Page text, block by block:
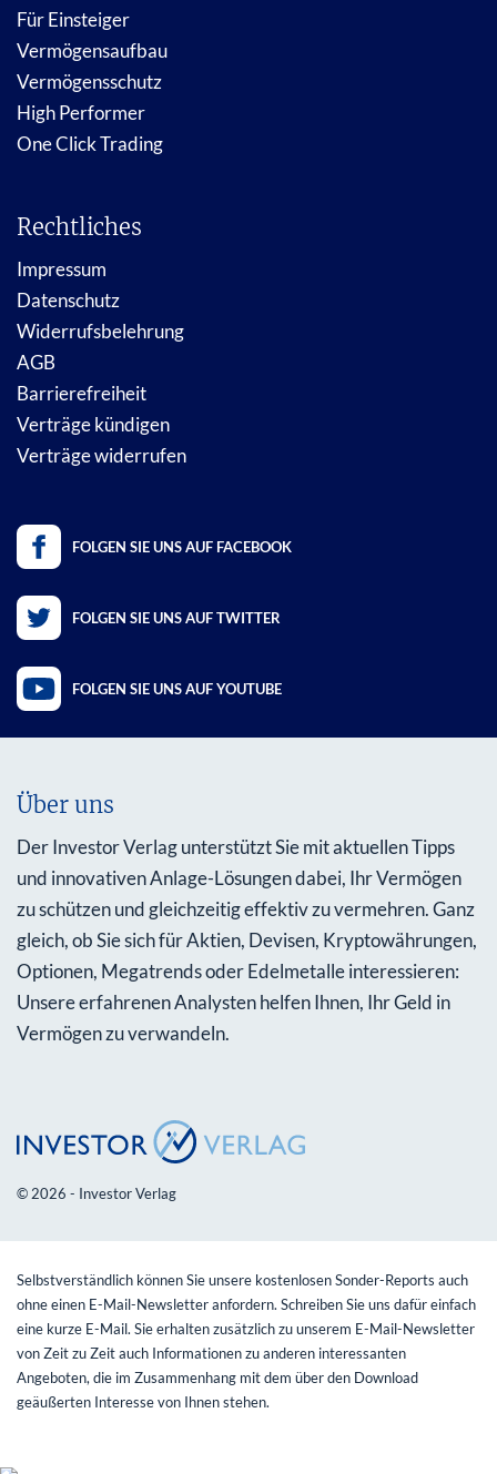
Für Einsteiger
Vermögensaufbau
Vermögensschutz
High Performer
One Click Trading
Rechtliches
Impressum
Datenschutz
Widerrufsbelehrung
AGB
Barrierefreiheit
Verträge kündigen
Verträge widerrufen
FOLGEN SIE UNS AUF FACEBOOK
FOLGEN SIE UNS AUF TWITTER
FOLGEN SIE UNS AUF YOUTUBE
Über uns
Der Investor Verlag unterstützt Sie mit aktuellen Tipps
und innovativen Anlage-Lösungen dabei, Ihr Vermögen
zu schützen und gleichzeitig effektiv zu vermehren. Ganz
gleich, ob Sie sich für Aktien, Devisen, Kryptowährungen,
Optionen, Megatrends oder Edelmetalle interessieren:
Unsere erfahrenen Analysten helfen Ihnen, Ihr Geld in
Vermögen zu verwandeln.
© 2026 - Investor Verlag
Selbstverständlich können Sie unsere kostenlosen Sonder-Reports auch
ohne einen E-Mail-Newsletter anfordern. Schreiben Sie uns dafür einfach
eine kurze E-Mail. Sie erhalten zusätzlich zu unserem E-Mail-Newsletter
von Zeit zu Zeit auch Informationen zu anderen interessanten
Angeboten, die im Zusammenhang mit dem über den Download
geäußerten Interesse von Ihnen stehen.